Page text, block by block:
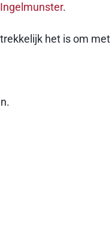
.
het is om met